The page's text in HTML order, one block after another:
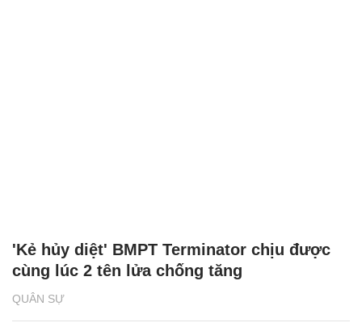
QUÂN SỰ
'Kẻ hủy diệt' BMPT Terminator chịu được
cùng lúc 2 tên lửa chống tăng